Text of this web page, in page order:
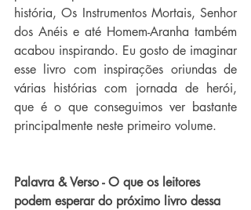
história, Os Instrumentos Mortais, Senhor
dos Anéis e até Homem-Aranha também
acabou inspirando. Eu gosto de imaginar
esse livro com inspirações oriundas de
várias histórias com jornada de herói,
que é o que conseguimos ver bastante
principalmente neste primeiro volume.
Palavra & Verso - O que os leitores
podem esperar do próximo livro dessa